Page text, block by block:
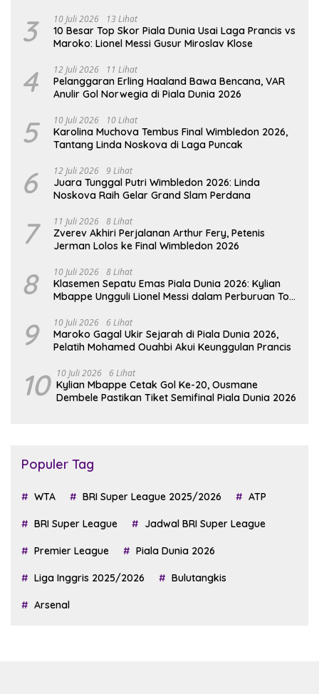
3 10 Juli 2026 13 Lihat
10 Besar Top Skor Piala Dunia Usai Laga Prancis vs
Maroko: Lionel Messi Gusur Miroslav Klose
4 12 Juli 2026 11 Lihat
Pelanggaran Erling Haaland Bawa Bencana, VAR
Anulir Gol Norwegia di Piala Dunia 2026
5 10 Juli 2026 10 Lihat
Karolina Muchova Tembus Final Wimbledon 2026,
Tantang Linda Noskova di Laga Puncak
6 12 Juli 2026 9 Lihat
Juara Tunggal Putri Wimbledon 2026: Linda
Noskova Raih Gelar Grand Slam Perdana
7 11 Juli 2026 8 Lihat
Zverev Akhiri Perjalanan Arthur Fery, Petenis
Jerman Lolos ke Final Wimbledon 2026
8 10 Juli 2026 8 Lihat
Klasemen Sepatu Emas Piala Dunia 2026: Kylian
Mbappe Ungguli Lionel Messi dalam Perburuan Top
9 10 Juli 2026 6 Lihat
Maroko Gagal Ukir Sejarah di Piala Dunia 2026,
Pelatih Mohamed Ouahbi Akui Keunggulan Prancis
10 10 Juli 2026 6 Lihat
Kylian Mbappe Cetak Gol Ke-20, Ousmane
Dembele Pastikan Tiket Semifinal Piala Dunia 2026
Populer Tag
WTA BRI Super League 2025/2026 ATP
BRI Super League Jadwal BRI Super League
Premier League Piala Dunia 2026
Liga Inggris 2025/2026 Bulutangkis
Arsenal